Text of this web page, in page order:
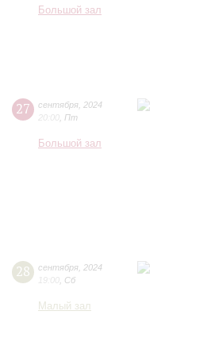
Большой зал
27 сентября 2024
20:00 Пт
Большой зал
28 сентября 2024
19:00 Сб
Малый зал